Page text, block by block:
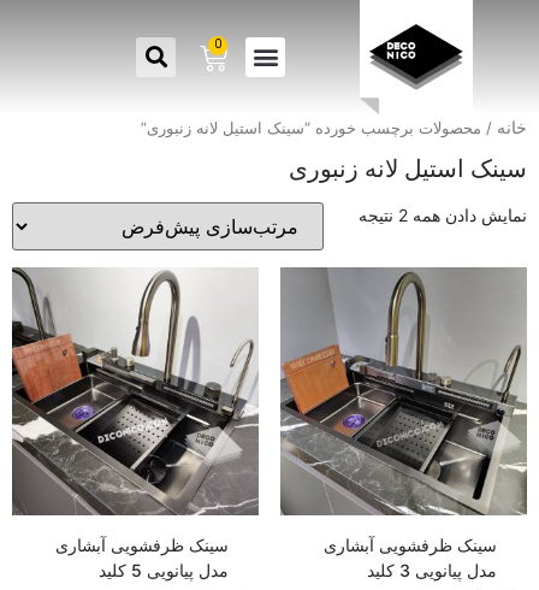
0
خانه / محصولات برچسب خورده “سینک استیل لانه زنبوری”
سینک استیل لانه زنبوری
نمایش دادن همه 2 نتیجه
سینک ظرفشویی آبشاری
مدل پیانویی 3 کلید
سینک ظرفشویی آبشاری
مدل پیانویی 5 کلید